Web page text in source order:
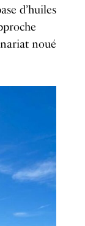
d’huiles
noué